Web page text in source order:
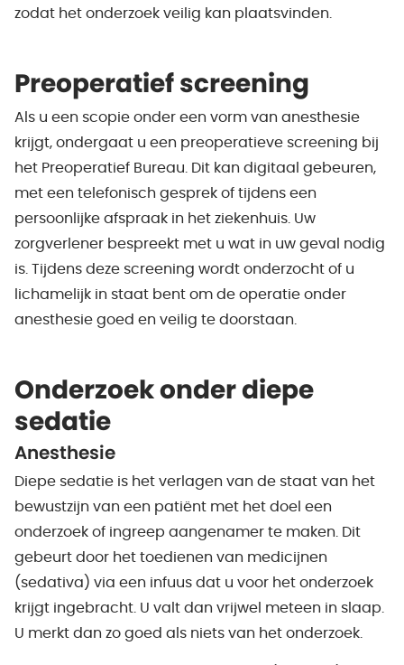
zodat het onderzoek veilig kan plaatsvinden.
Preoperatief screening
Als u een scopie onder een vorm van anesthesie
krijgt, ondergaat u een preoperatieve screening bij
het Preoperatief Bureau. Dit kan digitaal gebeuren,
met een telefonisch gesprek of tijdens een
persoonlijke afspraak in het ziekenhuis. Uw
zorgverlener bespreekt met u wat in uw geval nodig
is. Tijdens deze screening wordt onderzocht of u
lichamelijk in staat bent om de operatie onder
anesthesie goed en veilig te doorstaan.
Onderzoek onder diepe
sedatie
Anesthesie
Diepe sedatie is het verlagen van de staat van het
bewustzijn van een patiënt met het doel een
onderzoek of ingreep aangenamer te maken. Dit
gebeurt door het toedienen van medicijnen
(sedativa) via een infuus dat u voor het onderzoek
krijgt ingebracht. U valt dan vrijwel meteen in slaap.
U merkt dan zo goed als niets van het onderzoek.